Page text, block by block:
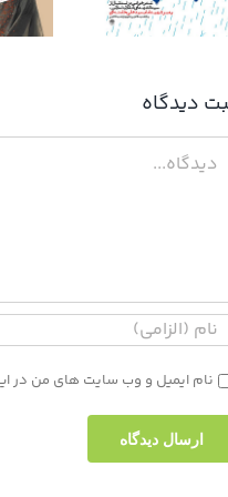
آب زنید راه را
ديدگاه
نام ایمیل و وب سایت های من در